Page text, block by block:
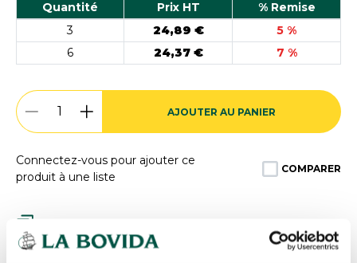
Quantité Prix HT
% Remise
3
24,89 €
5 %
6
24,37 € 7 %
AJOUTER AU PANIER
Connectez-vous pour ajouter ce
produit à une liste
COMPARER
Des experts à votre écoute